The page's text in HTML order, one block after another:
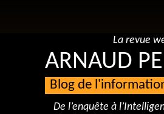
La revue
ARNAUD
Blog de
De l’enquête à